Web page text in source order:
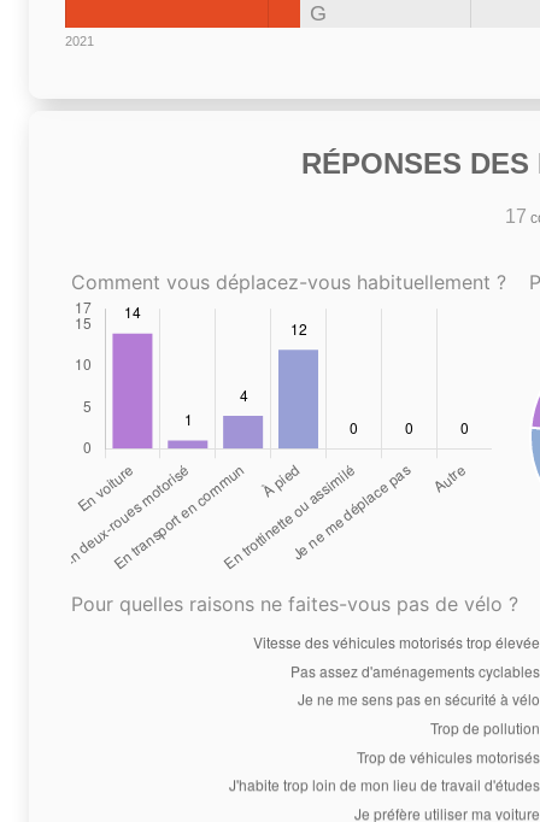
G
2021
RÉPONSES
17
Comment vous déplacez-vous habituellement ?
Pour quelles raisons ne faites-vous pas de vélo ?